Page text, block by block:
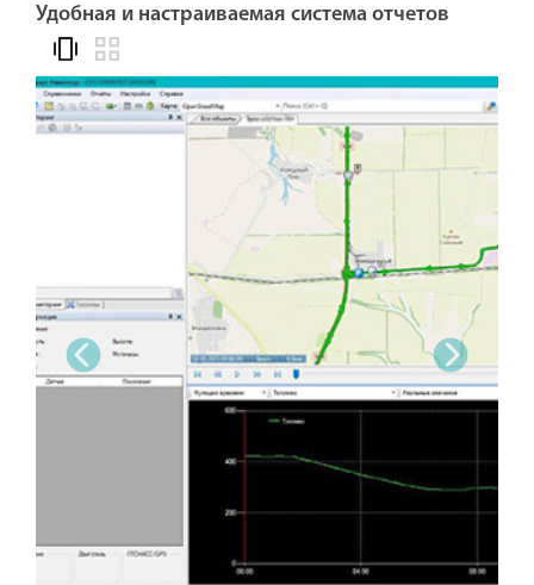
Удобная и настраиваемая система отчетов
‹ ›